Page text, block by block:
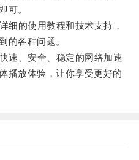
可。
的使用教程和技术支持，
的各种问题。
、安全、稳定的网络加速
播放体验，让你享受更好的